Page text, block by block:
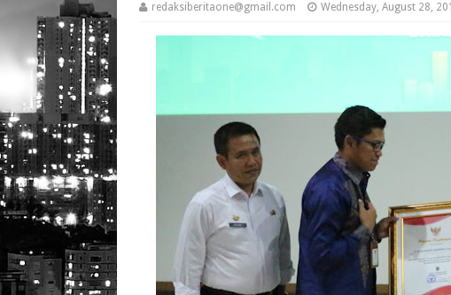
redaksiberitaone@gmail.com Wednesday, August 28,